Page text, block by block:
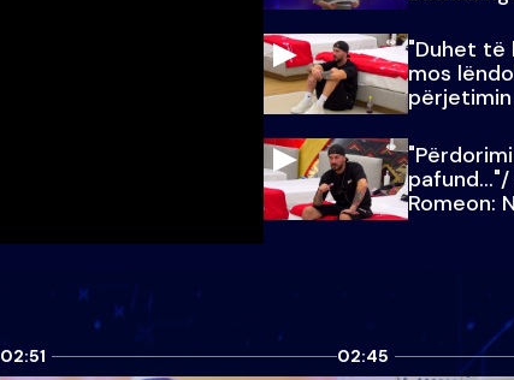
"Duhet të
mos
Julit…
pafund…"/
Romeon:
qetësohen
02:51 02:45